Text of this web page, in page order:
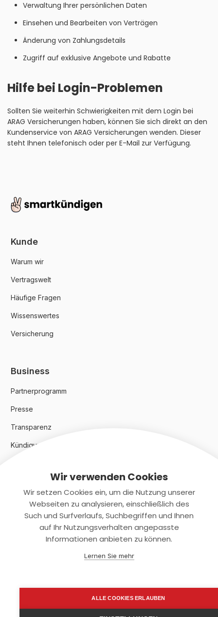
Verwaltung Ihrer persönlichen Daten
Einsehen und Bearbeiten von Verträgen
Änderung von Zahlungsdetails
Zugriff auf exklusive Angebote und Rabatte
Hilfe bei Login-Problemen
Sollten Sie weiterhin Schwierigkeiten mit dem Login bei
ARAG Versicherungen haben, können Sie sich direkt an den
Kundenservice von ARAG Versicherungen wenden. Dieser
steht Ihnen telefonisch oder per E-Mail zur Verfügung.
Kunde
Warum wir
Vertragswelt
Häufige Fragen
Wissenswertes
Versicherung
Business
Partnerprogramm
Presse
Transparenz
Kündigungsindex 2024
Rechtliches
Datenschutz
Wir verwenden Cookies
Wir setzen Cookies ein, um die Nutzung unserer
Webseiten zu analysieren, einschließlich des
Such und Surfverlaufs, Suchbegriffen und Ihnen
auf Ihr Nutzungsverhalten angepasste
Informationen anbieten zu können.
Lernen Sie mehr
ALLE COOKIES ERLAUBEN